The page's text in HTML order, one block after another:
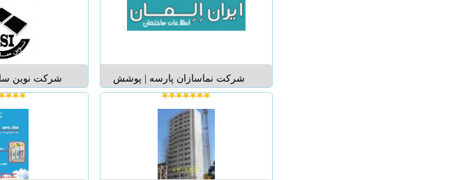
در راستای خرید انشعاب برق با مشکل
هزینه بالای کابل کشی و خرید ترانس
شرکت نماسازان پارسه | پوشش
سلولزی,گرانولیت,بلکا
پارسه,گرانولیت و مینرال,گرانولیت
پارسه,پتینه,بلکا ...
شرکت نوین
انحصاری کناف
نمایندگی
پلاست آدرس دفتر و